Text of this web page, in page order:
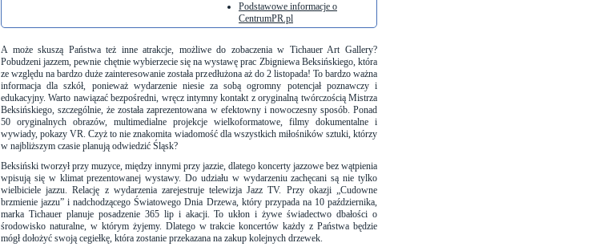
Podstawowe informacje o
CentrumPR.pl
A może skuszą Państwa też inne atrakcje, możliwe do zobaczenia w Tichauer Art Gallery?
Pobudzeni jazzem, pewnie chętnie wybierzecie się nawystawę prac Zbigniewa Beksińskiego, która
ze względu na bardzo duże zainteresowanie została przedłużona aż do 2 listopada! To bardzo ważna
informacja dla szkół, ponieważ wydarzenie niesie za sobą ogromny potencjał poznawczy i
edukacyjny. Warto nawiązać bezpośredni, wręcz intymny kontakt z oryginalną twórczością Mistrza
Beksińskiego, szczególnie, że została zaprezentowana w efektowny i nowoczesny sposób. Ponad
50 oryginalnych obrazów, multimedialne projekcje wielkoformatowe, filmy dokumentalne i
wywiady, pokazy VR. Czyż to nie znakomita wiadomość dla wszystkich miłośników sztuki, którzy
w najbliższym czasie planują odwiedzić Śląsk?
Beksiński tworzył przy muzyce, między innymi przy jazzie, dlatego koncerty jazzowe bez wątpienia
wpisują się w klimat prezentowanej wystawy. Do udziału w wydarzeniu zachęcani są nie tylko
wielbiciele jazzu. Relację z wydarzenia zarejestruje telewizja Jazz TV. Przy okazji „Cudowne
brzmienie jazzu” i nadchodzącego Światowego Dnia Drzewa, który przypada na 10 października,
marka Tichauer planuje posadzenie 365 lip i akacji. To ukłon i żywe świadectwo dbałości o
środowisko naturalne, w którym żyjemy. Dlatego w trakcie koncertów każdy z Państwa będzie
mógł dołożyć swoją cegiełkę, która zostanie przekazana na zakup kolejnych drzewek.